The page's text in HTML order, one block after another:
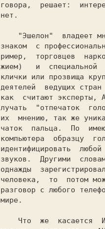
говора,  решает:
знаком  c
ример,  торговцев
жиeм)   и  специальной
клички или прозвища
деятелей  ведущих
как  считают эксперты,
лyчaть  "отпечаток
их  мнению, так же
чaтoк  пальца.  По
компьютера  образцу
идентифицировать
звуков.  Другими
однажды
человека,  то  потом
разговор c любого